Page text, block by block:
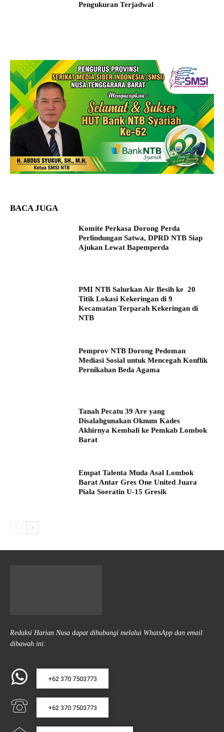
Pengukuran Terjadwal
BACA JUGA
Komite Perkasa Dorong Perda
Perlindungan Satwa, DPRD NTB Siap
Ajukan Lewat Bapemperda
PMI NTB Salurkan Air Besih ke 20
Titik Lokasi Kekeringan di 9
Kecamatan Terparah Kekeringan di
NTB
Pemprov NTB Dorong Pedoman
Mediasi Sosial untuk Mencegah Konflik
Pernikahan Beda Agama
Tanah Pecatu 39 Are yang
Disalahgunakan Oknum Kades
Akhirnya Kembali ke Pemkab Lombok
Barat
Empat Talenta Muda Asal Lombok
Barat Antar Gres One United Juara
Piala Soeratin U-15 Gresik
Redaksi Harian Nusa dapat dihubungi melalui WhatsApp dan email
dibawah ini:
+62 370 7503773
+62 370 7503773